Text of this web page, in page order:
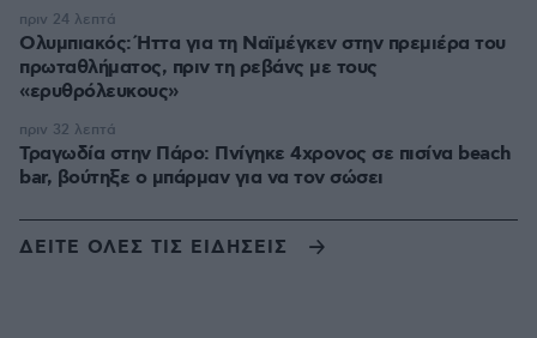
Ολυμπιακός: Ήττα για τη Ναϊμέγκεν στην πρεμιέρα του
πρωταθλήματος, πριν τη ρεβάνς με τους
«ερυθρόλευκους»
πριν 24 λεπτά
Τραγωδία στην Πάρο: Πνίγηκε 4χρονος σε πισίνα beach
bar, βούτηξε ο μπάρμαν για να τον σώσει
πριν 32 λεπτά
ΔΕΙΤΕ ΟΛΕΣ ΤΙΣ ΕΙΔΗΣΕΙΣ